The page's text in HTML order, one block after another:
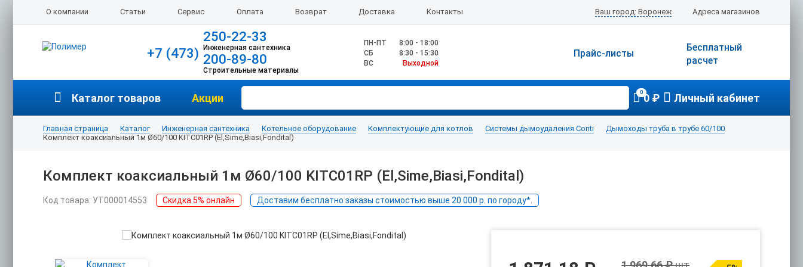
О компании Статьи Сервис Оплата Возврат Доставка Контакты Адреса магазинов
Ваш город: Воронеж
+7 (473)
250-22-33
Инженерная сантехника
200-89-80
Строительные материалы
ПН-ПТ
8:00 - 18:00
CБ
8:30 - 15:30
ВС
Выходной
Бесплатный
расчет
Прайс-листы
Каталог товаров Акции 00 ₽ Личный кабинет
Главная страница Каталог Инженерная сантехника Котельное оборудование Комплектующие для котлов Системы дымоудаления Conti
Дымоходы труба в трубе 60/100
Комплект коаксиальный 1м Ø60/100 KITC01RP (El,Sime,Biasi,Fondital)
Комплект коаксиальный 1м Ø60/100 KITC01RP (El,Sime,Biasi,Fondital)
Код товара: УТ000014553 Скидка 5% онлайн Доставим бесплатно заказы стоимостью выше 20 000 р. по городу*.